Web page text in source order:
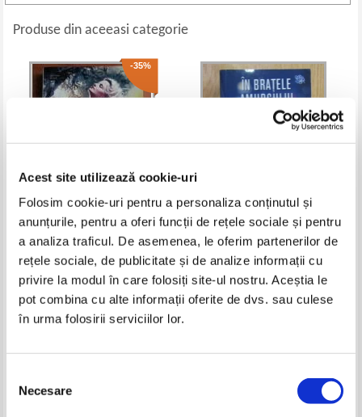
Acest site utilizează cookie-uri
Folosim cookie-uri pentru a personaliza conținutul și
anunțurile, pentru a oferi funcții de rețele sociale și pentru
a analiza traficul. De asemenea, le oferim partenerilor de
rețele sociale, de publicitate și de analize informații cu
privire la modul în care folosiți site-ul nostru. Aceștia le
pot combina cu alte informații oferite de dvs. sau culese
în urma folosirii serviciilor lor.
consimțământului
Necesare
Produse din aceeasi categorie
-35%
Julie Garwood - Sotie pentru
18,00Lei 11,70
Adaugă în coș
Sandra Brown - In bratele
amurgului
Adaugă în coș